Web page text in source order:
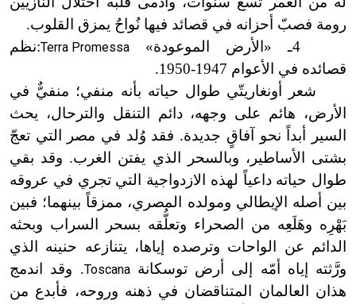
رومة فصبّ أحزانه في قصائد فيها نُواحٌ يمزق القلوب.
4ـ «الأرض الموعودة»
Terra Promessa:نظم
قصائده في الأعوام 1947
-
1950.
شعر أونغاريتّي طوال حياته بأنه منفي؛ منفيٌّ في
الأرض، هائم على وجهه، دائم التنقل والترحال، يحث
السير أبداً نحو آفاقٍ جديدة. فقد وُلد في مصر التي تعجّ
بشتى الأساطير، وبالسحر الذي يفتن الغرب. وقد بقي
طوال حياته داعياً لهذه الازدواجية التي تجري في عروقه
بين أصله الإيطالي ومولده المصري، ممزقاً بينهما؛ فبين
بَهْرِه وهَلَعِه من الصحراء وتعلُّقه بسحر السراب وبحثه
الدائم عن الواحات وترصده إياها، يتنازعه حنينه الذي
ورَّثته إياه أمّه إلى أرض توسكانةToscana. وقد اندمج
هذان العالمان المتناقضان في ذهنه وروحه، فأبدع من